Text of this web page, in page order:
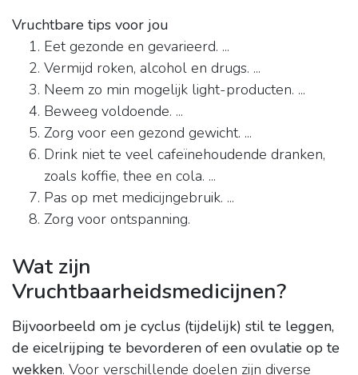
Vruchtbare tips voor jou
Eet gezonde en gevarieerd. ...
Vermijd roken, alcohol en drugs. ...
Neem zo min mogelijk light-producten. ...
Beweeg voldoende. ...
Zorg voor een gezond gewicht. ...
Drink niet te veel cafeïnehoudende dranken,
zoals koffie, thee en cola. ...
Pas op met medicijngebruik. ...
Zorg voor ontspanning.
Wat zijn
Vruchtbaarheidsmedicijnen?
Bijvoorbeeld om je cyclus (tijdelijk) stil te leggen,
de eicelrijping te bevorderen of een ovulatie op te
wekken. Voor verschillende doelen zijn diverse